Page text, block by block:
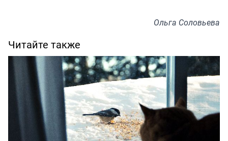
Ольга Соловьева
Читайте также